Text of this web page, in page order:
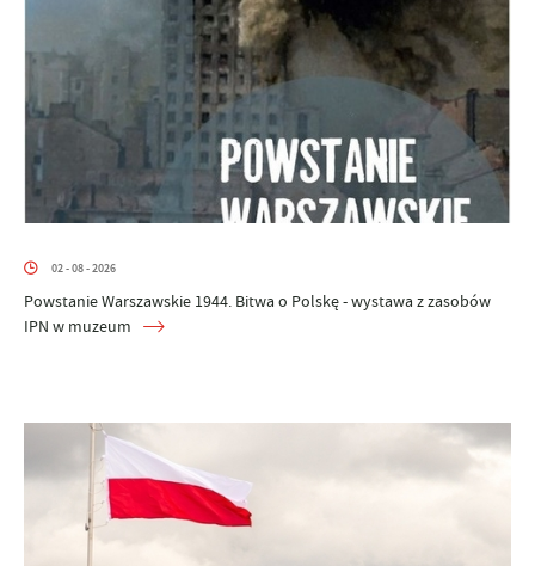
02 - 08 - 2026
Powstanie Warszawskie 1944. Bitwa o Polskę - wystawa z zasobów
IPN w muzeum